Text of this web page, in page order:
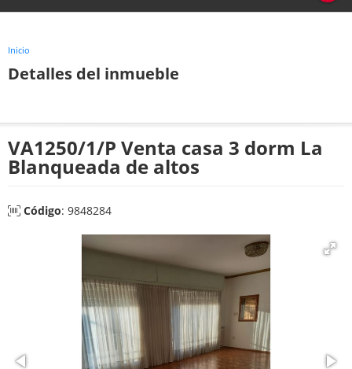
Inicio
Detalles del inmueble
VA1250/1/P Venta casa 3 dorm La
Blanqueada de altos
Código: 9848284